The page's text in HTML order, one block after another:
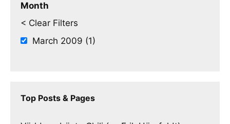
Month
< Clear Filters
March 2009 (1)
Top Posts & Pages